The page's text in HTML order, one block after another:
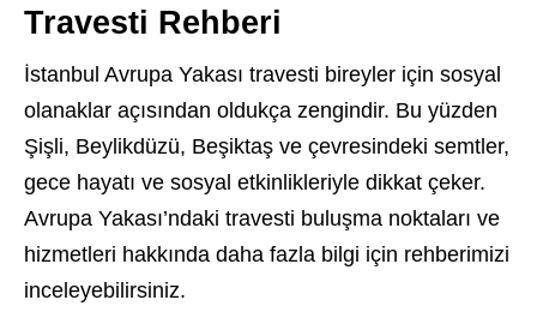
Travesti Rehberi
İstanbul Avrupa Yakası travesti bireyler için sosyal
olanaklar açısından oldukça zengindir. Bu yüzden
Şişli, Beylikdüzü, Beşiktaş ve çevresindeki semtler,
gece hayatı ve sosyal etkinlikleriyle dikkat çeker.
Avrupa Yakası’ndaki travesti buluşma noktaları ve
hizmetleri hakkında daha fazla bilgi için rehberimizi
inceleyebilirsiniz.